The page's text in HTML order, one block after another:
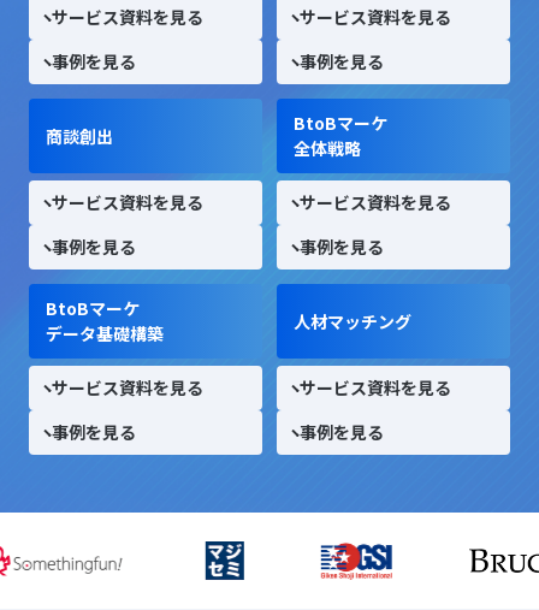
サービス資料を見る
事例を見る
サービス資料を見る
事例を見る
商談創出
サービス資料を見る
事例を見る
BtoBマーケ
全体戦略
サービス資料を見る
事例を見る
BtoBマーケ
データ基礎構築
サービス資料を見る
事例を見る
人材マッチング
サービス資料を見る
事例を見る